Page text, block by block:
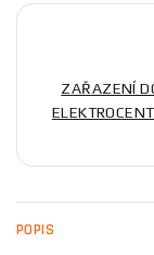
ZAŘAZENÍ
POPIS